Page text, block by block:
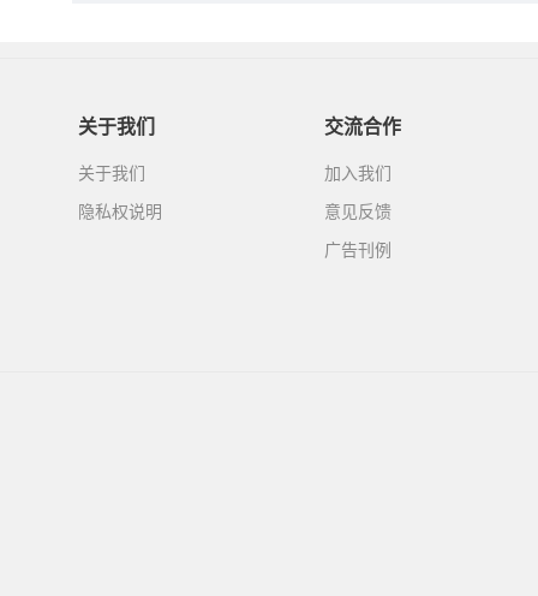
关于我们
关于我们
隐私权说明
交流合作
加入我们
意见反馈
广告刊例